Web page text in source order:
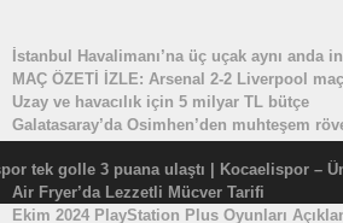
İstanbul Havalimanı’na üç uçak aynı anda
MAÇ ÖZETİ İZLE: Arsenal 2-2 Liverpool
Uzay ve havacılık için 5 milyar TL bütçe
Galatasaray’da Osimhen’den muhteşem
Air Fryer’da Lezzetli Mücver Tarifi
Ekim 2024 PlayStation Plus Oyunları